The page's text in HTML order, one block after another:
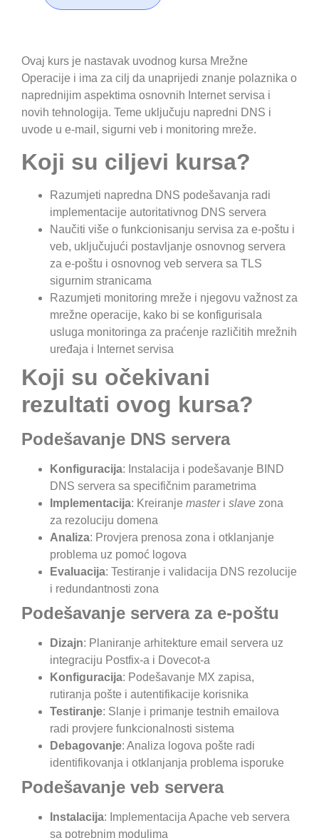
Ovaj kurs je nastavak uvodnog kursa Mrežne
Operacije i ima za cilj da unaprijedi znanje polaznika o
naprednijim aspektima osnovnih Internet servisa i
novih tehnologija. Teme uključuju napredni DNS i
uvode u e-mail, sigurni veb i monitoring mreže.
Koji su ciljevi kursa?
Razumjeti napredna DNS podešavanja radi
implementacije autoritativnog DNS servera
Naučiti više o funkcionisanju servisa za e-poštu i
veb, uključujući postavljanje osnovnog servera
za e-poštu i osnovnog veb servera sa TLS
sigurnim stranicama
Razumjeti monitoring mreže i njegovu važnost za
mrežne operacije, kako bi se konfigurisala
usluga monitoringa za praćenje različitih mrežnih
uređaja i Internet servisa
Koji su očekivani
rezultati ovog kursa?
Podešavanje DNS servera
Konfiguracija: Instalacija i podešavanje BIND
DNS servera sa specifičnim parametrima
Implementacija: Kreiranje masteri slave zona
za rezoluciju domena
Analiza: Provjera prenosa zona i otklanjanje
problema uz pomoć logova
Evaluacija: Testiranje i validacija DNS rezolucije
i redundantnosti zona
Podešavanje servera za e-poštu
Dizajn: Planiranje arhitekture email servera uz
integraciju Postfix-a i Dovecot-a
Konfiguracija: Podešavanje MX zapisa,
rutiranja pošte i autentifikacije korisnika
Testiranje: Slanje i primanje testnih emailova
radi provjere funkcionalnosti sistema
Debagovanje: Analiza logova pošte radi
identifikovanja i otklanjanja problema isporuke
Podešavanje veb servera
Instalacija: Implementacija Apache veb servera
sa potrebnim modulima